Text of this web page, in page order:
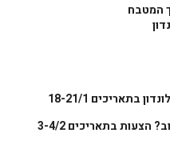
המטבח
בתאריכים 18-21/1
בתאריכים 3-4/2